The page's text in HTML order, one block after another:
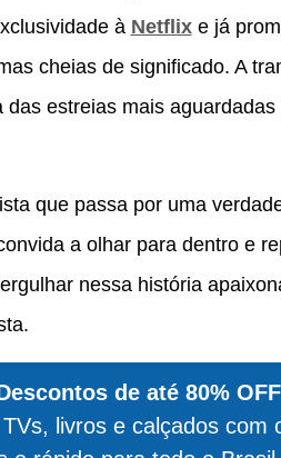
à Netflixe já
cheias de significado. A
das estreias mais aguardadas
que passa por uma
a olhar para dentro e
nessa história
de até 80% OFF
livros e calçados com